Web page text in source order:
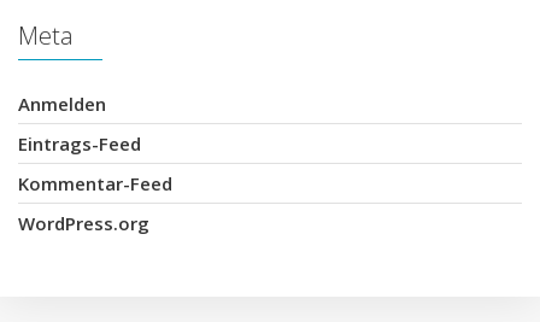
Meta
Anmelden
Eintrags-Feed
Kommentar-Feed
WordPress.org